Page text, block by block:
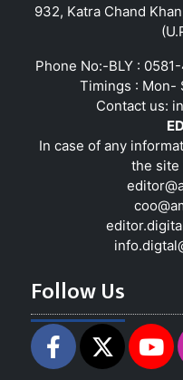
932, Katra Chand
Phone No:-BLY :
Timings : Mon-
Contact us:
In case of any
the site
Follow Us